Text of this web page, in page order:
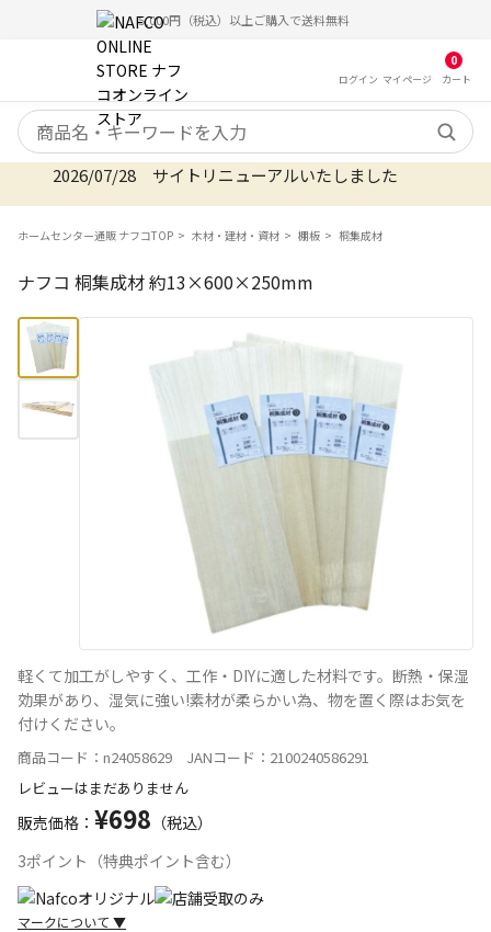
5,000円（税込）以上ご購入で送料無料
ログイン マイ ページ
0
カート
検索キーワード
2026/07/28 サイトリニューアルいたしました
ホームセンター通販 ナフコTOP 木材・建材・資材 棚板 桐集成材
ナフコ 桐集成材 約13×600×250mm
軽くて加工がしやすく、工作・DIYに適した材料です。断熱・保湿
効果があり、湿気に強い!素材が柔らかい為、物を置く際はお気を
付けください。
商品コード：n24058629 JANコード：2100240586291
レビューはまだありません
販売価格： ¥698 （税込）
3ポイント（特典ポイント含む）
マークについて ▼